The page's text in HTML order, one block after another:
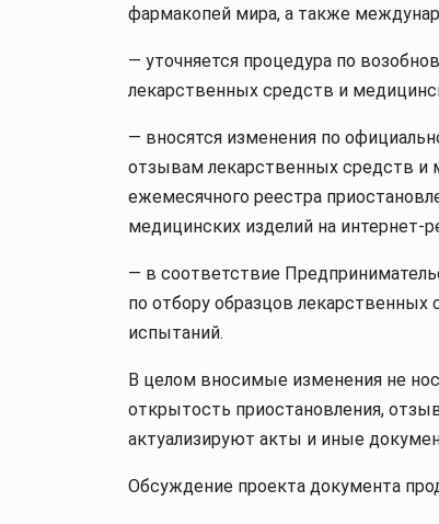
фармакопей мира, а также
— уточняется процедура по
лекарственных средств и
— вносятся изменения по
отзывам лекарственных средств и
ежемесячного реестра
медицинских изделий на интернет-
— в соответствие
по отбору образцов
испытаний.
В целом вносимые изменения не
открытость приостановления,
актуализируют акты и иные
Обсуждение проекта документа